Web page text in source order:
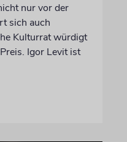
nur vor der
sich auch
Kulturrat würdigt
Igor Levit ist